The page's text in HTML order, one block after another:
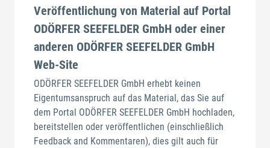
Veröffentlichung von Material auf Portal
ODÖRFER SEEFELDER GmbH oder einer
anderen ODÖRFER SEEFELDER GmbH
Web-Site
ODÖRFER SEEFELDER GmbH erhebt keinen
Eigentumsanspruch auf das Material, das Sie auf
dem Portal ODÖRFER SEEFELDER GmbH hochladen,
bereitstellen oder veröffentlichen (einschließlich
Feedback and Kommentaren), dies gilt auch für